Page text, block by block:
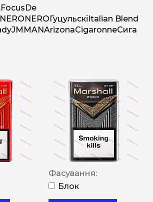
Focus De
NERO NERO Гуцульскі Italian Blend
JM MANArizonaCigaronneСига
Фасування:
Блок